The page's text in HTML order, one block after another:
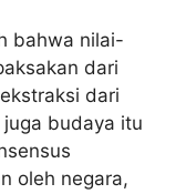
bahwa nilai-
dari
dari
budaya itu
oleh negara,